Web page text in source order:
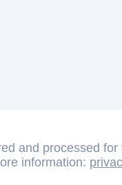
and processed
information: